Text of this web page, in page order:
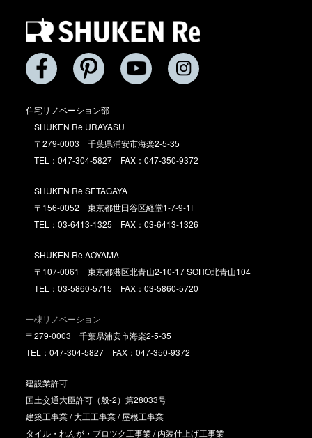
住宅リノベーション部
SHUKEN Re URAYASU
〒279-0003 千葉県浦安市海楽2-5-35
TEL：047-304-5827 FAX：047-350-9372
SHUKEN Re SETAGAYA
〒156-0052 東京都世田谷区経堂1-7-9-1F
TEL：03-6413-1325 FAX：03-6413-1326
SHUKEN Re AOYAMA
〒107-0061 東京都港区北青山2-10-17 SOHO北青山104
TEL：03-5860-5715 FAX：03-5860-5720
一棟リノベーション
〒279-0003 千葉県浦安市海楽2-5-35
TEL：047-304-5827 FAX：047-350-9372
建設業許可
国土交通大臣許可（般-2）第28033号
建築工事業 / 大工工事業 / 屋根工事業
タイル・れんが・ブロツク工事業 / 内装仕上げ工事業